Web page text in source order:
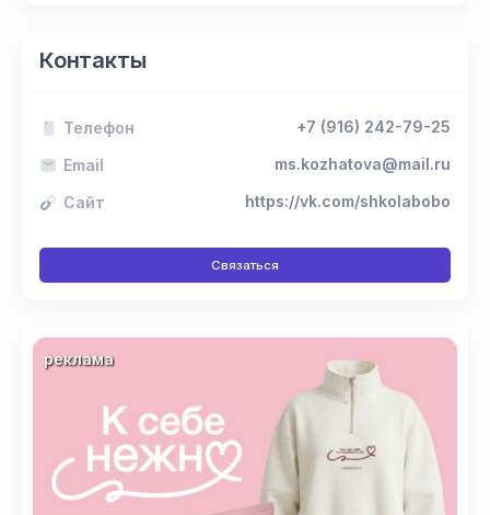
ритмичную,
игривое,
исполнение
невозможно
месте и не
Контакты
Телефон +7 (916) 242-79-25
Email ms.kozhatova@mail.ru
Сайт https://vk.com/shkolabobo
Связаться
реклама